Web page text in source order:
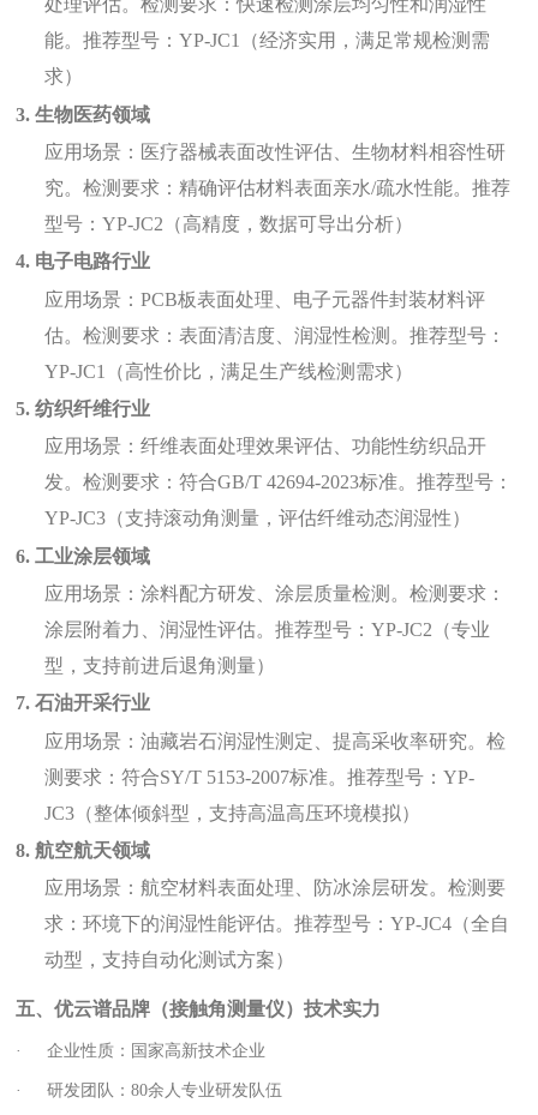
处理评估。检测要求：快速检测涂层均匀性和润湿性
能。推荐型号：YP-JC1（经济实用，满足常规检测需
求）
3. 生物医药领域
应用场景：医疗器械表面改性评估、生物材料相容性研
究。检测要求：精确评估材料表面亲水/疏水性能。推荐
型号：YP-JC2（高精度，数据可导出分析）
4. 电子电路行业
应用场景：PCB板表面处理、电子元器件封装材料评
估。检测要求：表面清洁度、润湿性检测。推荐型号：
YP-JC1（高性价比，满足生产线检测需求）
5. 纺织纤维行业
应用场景：纤维表面处理效果评估、功能性纺织品开
发。检测要求：符合GB/T 42694-2023标准。推荐型号：
YP-JC3（支持滚动角测量，评估纤维动态润湿性）
6. 工业涂层领域
应用场景：涂料配方研发、涂层质量检测。检测要求：
涂层附着力、润湿性评估。推荐型号：YP-JC2（专业
型，支持前进后退角测量）
7. 石油开采行业
应用场景：油藏岩石润湿性测定、提高采收率研究。检
测要求：符合SY/T 5153-2007标准。推荐型号：YP-
JC3（整体倾斜型，支持高温高压环境模拟）
8. 航空航天领域
应用场景：航空材料表面处理、防冰涂层研发。检测要
求：环境下的润湿性能评估。推荐型号：YP-JC4（全自
动型，支持自动化测试方案）
五、优云谱品牌（接触角测量仪）技术实力
· 企业性质：国家高新技术企业
· 研发团队：80余人专业研发队伍